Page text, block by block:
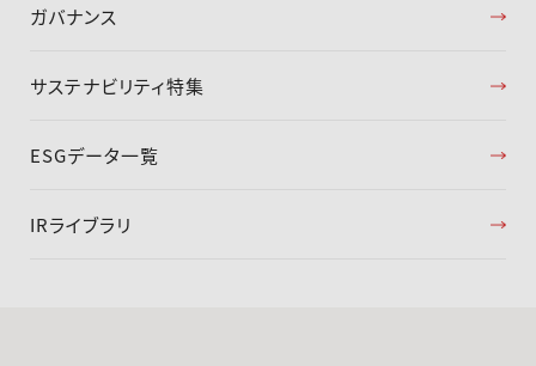
ガバナンス
サステナビリティ特集
ESGデータ一覧
IRライブラリ